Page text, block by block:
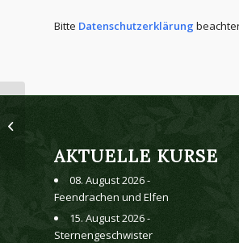
Bitte Datenschutzerklärung
AKTUELLE KURSE
08. August 2026 -
Feendrachen und Elfen
15. August 2026 -
Sternengeschwister
Balkon, Garten